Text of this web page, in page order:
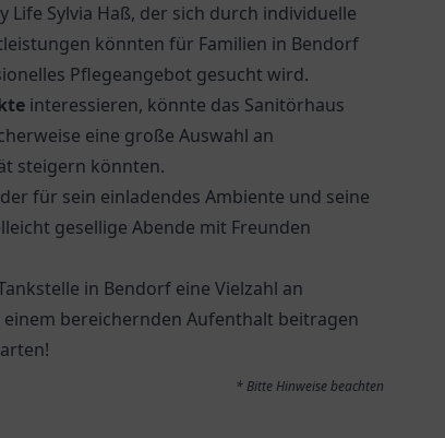
Life Sylvia Haß, der sich durch individuelle
könnten für Familien in Bendorf
Pflegeangebot gesucht wird.
interessieren, könnte das Sanitörhaus
eine große Auswahl an
steigern könnten.
für sein einladendes Ambiente und seine
gesellige Abende mit Freunden
in Bendorf eine Vielzahl an
bereichernden Aufenthalt beitragen
* Bitte Hinweise beachten